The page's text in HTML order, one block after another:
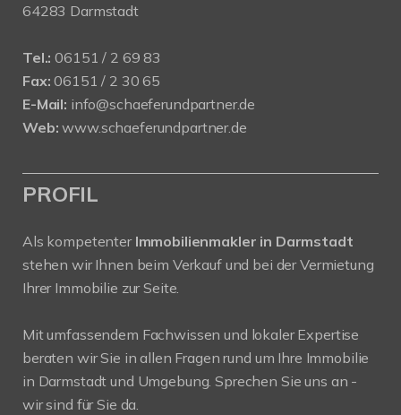
64283 Darmstadt
Tel.: 06151 / 2 69 83
Fax: 06151 / 2 30 65
E-Mail: info@schaeferundpartner.de
Web: www.schaeferundpartner.de
PROFIL
Als kompetenter Immobilienmakler in Darmstadt
stehen wir Ihnen beim Verkauf und bei der Vermietung
Ihrer Immobilie zur Seite.
Mit umfassendem Fachwissen und lokaler Expertise
beraten wir Sie in allen Fragen rund um Ihre Immobilie
in Darmstadt und Umgebung. Sprechen Sie uns an -
wir sind für Sie da.